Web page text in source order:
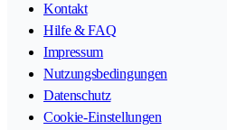
Kontakt
Hilfe & FAQ
Impressum
Nutzungsbedingungen
Datenschutz
Cookie-Einstellungen